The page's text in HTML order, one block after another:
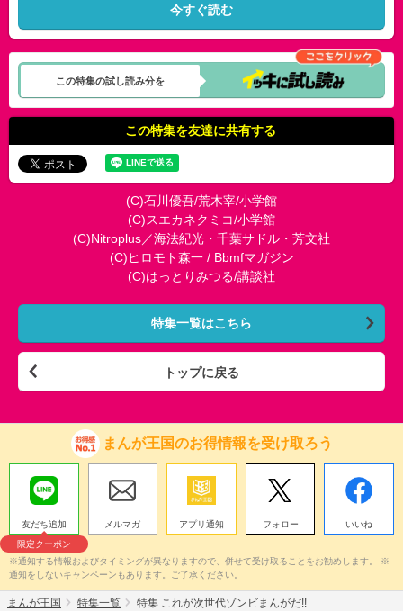
今すぐ読む
この特集の試し読み分を
この特集を友達に共有する
(C)石川優吾/荒木宰/小学館
(C)スエカネクミコ/小学館
(C)Nitroplus／海法紀光・千葉サドル・芳文社
(C)ヒロモト森一 / Bbmfマガジン
(C)はっとりみつる/講談社
特集一覧はこちら
トップに戻る
まんが王国のお得情報を受け取ろう
友だち追加
限定クーポン
メルマガ アプリ通知 フォロー いいね
※通知する情報およびタイミングが異なりますので、併せて受け取ることをお勧めします。 ※
通知をしないキャンペーンもあります。ご了承ください。
まんが王国 特集一覧 特集 これが次世代ゾンビまんがだ!!